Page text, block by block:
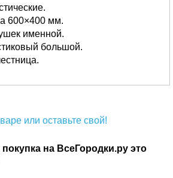
600×400 мм.
именной.
большой.
или оставьте свой!
на ВсеГородки.ру это